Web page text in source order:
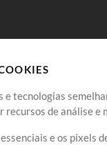
e tecnologias
recursos de análise
e os pixels